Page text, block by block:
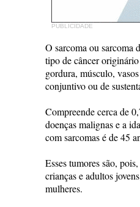
PUBLICIDADE
O sarcoma ou sarcoma
tipo de câncer
gordura, músculo,
conjuntivo ou de
Compreende cerca de
doenças malignas e a
com sarcomas é de 45
Esses tumores são,
crianças e adultos
mulheres.